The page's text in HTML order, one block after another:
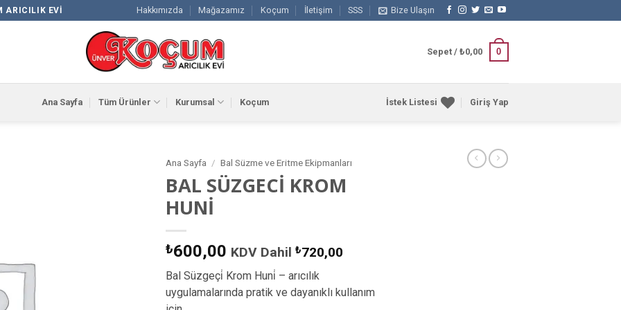
ARICILIK EVI Hakkımızda Mağazamız Koçum İletişim SSS Bize Ulaşın
Sepet / ₺0,00 0
Ana Sayfa Tüm Ürünler Kurumsal Koçum İstek Listesi Giriş Yap
Ana Sayfa / Bal Süzme ve Eritme Ekipmanları
BAL SÜZGECİ KROM
HUNİ
₺600,00 KDV Dahil ₺720,00
Bal Süzgeçi̇ Krom Huni̇ – arıcılık
uygulamalarında pratik ve dayanıklı kullanım